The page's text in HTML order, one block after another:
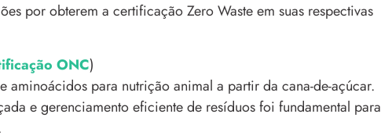
por obterem a certificação Zero Waste em suas respectivas
ONC)
aminoácidos para nutrição animal a partir da cana-de-açúcar.
e gerenciamento eficiente de resíduos foi fundamental para